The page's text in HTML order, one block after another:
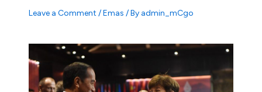
Leave a Comment /Emas / By admin_mCgo